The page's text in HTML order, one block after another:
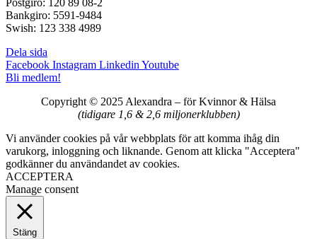
Postgiro: 120 89 08-2
Bankgiro: 5591-9484
Swish: 123 338 4989
Dela sida
Facebook Instagram Linkedin Youtube
Bli medlem!
Copyright © 2025 Alexandra – för Kvinnor & Hälsa
(tidigare 1,6 & 2,6 miljonerklubben)
Vi använder cookies på vår webbplats för att komma ihåg din
varukorg, inloggning och liknande. Genom att klicka "Acceptera"
godkänner du användandet av cookies.
ACCEPTERA
Manage consent
Stäng